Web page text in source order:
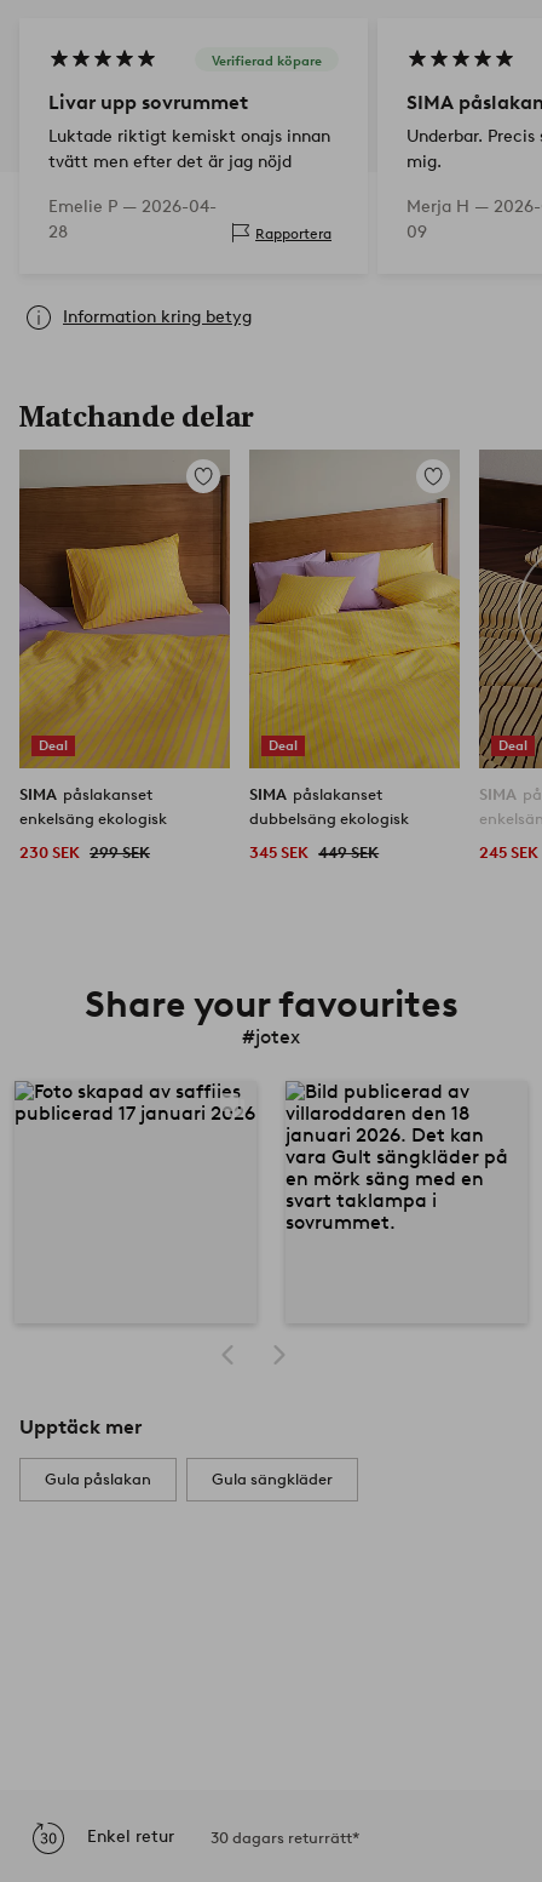
Verifierad köpare
Livar upp sovrummet
Luktade riktigt kemiskt onajs innan
tvätt men efter det är jag nöjd
Emelie P — 2026-04-
28
Rapportera
SIMA
Underbar.
mig.
Merja H —
09
Information kring betyg
Matchande delar
Deal
Lägg
SIMA påslakanset
enkelsäng ekologisk
230 SEK 299 SEK
Deal
Lägg
till
SIMA påslakanset
dubbelsäng ekologisk
345 SEK 449 SEK
Deal
SIMA
245 SEK
Share your favourites
#jotex
Upptäck mer
Gula påslakan Gula sängkläder
Enkel retur 30 dagars returrätt*